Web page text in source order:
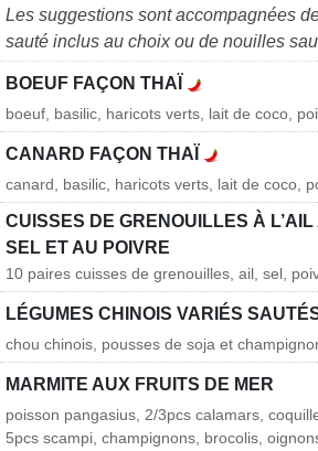
Les suggestions sont accompagnées
sauté inclus au choix ou de nouilles
BOEUF FAÇON THAÏ
boeuf, basilic, haricots verts, lait de coco,
CANARD FAÇON THAÏ
canard, basilic, haricots verts, lait de coco,
CUISSES DE GRENOUILLES À L’AIL
SEL ET AU POIVRE
10 paires cuisses de grenouilles, ail, sel,
LÉGUMES CHINOIS VARIÉS
chou chinois, pousses de soja et
MARMITE AUX FRUITS DE MER
poisson pangasius, 2/3pcs calamars,
5pcs scampi, champignons, brocolis,